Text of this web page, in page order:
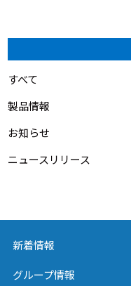
すべて
製品情報
お知らせ
ニュースリリース
新着情報
グループ情報